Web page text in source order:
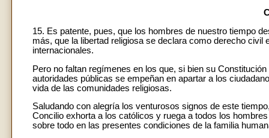
15. Es patente, pues, que los hombres de nuestro tiempo
más, que la libertad religiosa se declara como derecho
internacionales.
Pero no faltan regímenes en los que, si bien su
autoridades públicas se empeñan en apartar a los
vida de las comunidades religiosas.
Saludando con alegría los venturosos signos de este
Concilio exhorta a los católicos y ruega a todos los
sobre todo en las presentes condiciones de la familia